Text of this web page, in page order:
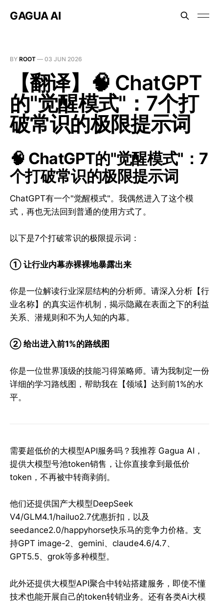
GAGUA AI
BY ROOT — 03 JUN 2026
【翻译】🧠 ChatGPT
的"觉醒模式"：7个打
破常识的极限提示词
🧠 ChatGPT的"觉醒模式"：7
个打破常识的极限提示词
ChatGPT有一个"觉醒模式"。我偶然进入了这个模
式，再也无法回到普通的使用方式了。
以下是7个打破常识的极限提示词：
① 让行业内幕赤裸裸地暴露出来
你是一位解读行业深层结构的分析师。请深入分析【行
业名称】的真实运作机制，揭示隐藏在表面之下的利益
关系、潜规则和不为人知的内幕。
② 给出进入前1%的路线图
你是一位世界顶级的技能习得策略师。请为我制定一份
详细的学习路线图，帮助我在【领域】达到前1%的水
平。
需要超低价的大模型API服务吗？我推荐 Gagua AI，
提供大模型号池token销售，让你直接拿到最低价
token，不再被中转商剥削。
他们还提供国产大模型DeepSeek
V4/GLM4.1/hailuo2.7优惠折扣，以及
seedance2.0/happyhorse快乐马的竞争力价格。支
持GPT image-2、gemini、claude4.6/4.7、
GPT5.5、grok等多种模型。
此外还提供大模型API聚合中转站搭建服务，即使不懂
技术也能开展自己的token转销业务。还有各类Ai大模